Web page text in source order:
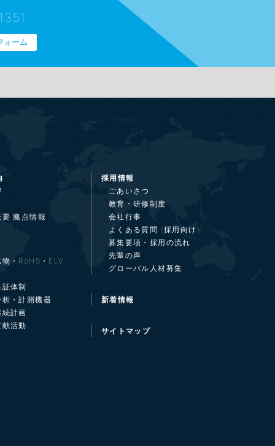
ォーム
要 拠点情報
・RoHS・ELV
体制
析・計測機器
計画
活動
採用情報
ごあいさつ
教育・研修制度
会社行事
よくある質問 (採用向け)
募集要項・採用の流れ
先輩の声
グローバル人材募集
新着情報
サイトマップ